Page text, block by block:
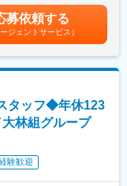
／
度です。全社的にウェ
合、借り上げ社宅の
導灯、防火シャッタ
備を扱っています！
で現場にて工事全体の
現場のマネジメント）
も目安の金額であ
す。月給(月額)は固定手
募依頼する
ージェントサービス）
タッフ◆年休123
林組グループ
験歓迎